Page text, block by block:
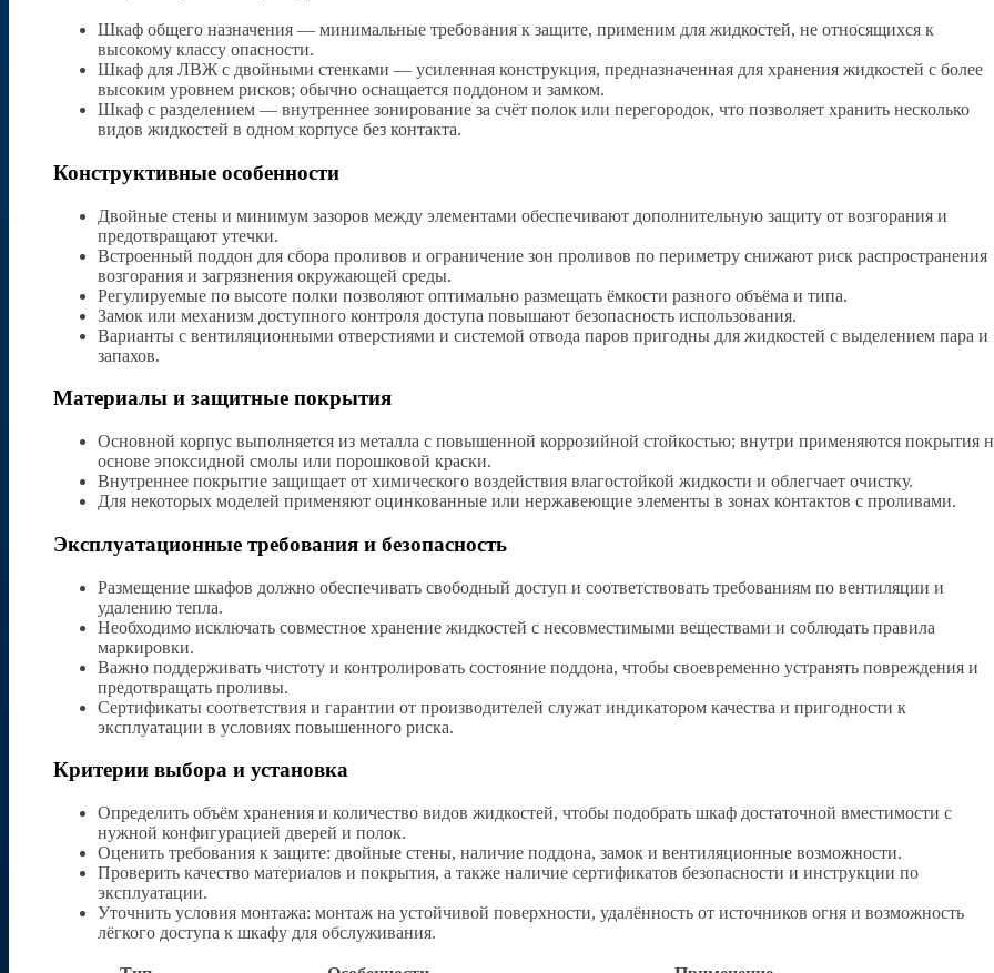
Шкаф общего назначения — минимальные требования к защите, применим для жидкостей, не относящихся к
высокому классу опасности.
Шкаф для ЛВЖ с двойными стенками — усиленная конструкция, предназначенная для хранения жидкостей с более
высоким уровнем рисков; обычно оснащается поддоном и замком.
Шкаф с разделением — внутреннее зонирование за счёт полок или перегородок, что позволяет хранить несколько
видов жидкостей в одном корпусе без контакта.
Конструктивные особенности
Двойные стены и минимум зазоров между элементами обеспечивают дополнительную защиту от возгорания и
предотвращают утечки.
Встроенный поддон для сбора проливов и ограничение зон проливов по периметру снижают риск распространения
возгорания и загрязнения окружающей среды.
Регулируемые по высоте полки позволяют оптимально размещать ёмкости разного объёма и типа.
Замок или механизм доступного контроля доступа повышают безопасность использования.
Варианты с вентиляционными отверстиями и системой отвода паров пригодны для жидкостей с выделением пара и
запахов.
Материалы и защитные покрытия
Основной корпус выполняется из металла с повышенной коррозийной стойкостью; внутри применяются покрытия
основе эпоксидной смолы или порошковой краски.
Внутреннее покрытие защищает от химического воздействия влагостойкой жидкости и облегчает очистку.
Для некоторых моделей применяют оцинкованные или нержавеющие элементы в зонах контактов с проливами.
Эксплуатационные требования и безопасность
Размещение шкафов должно обеспечивать свободный доступ и соответствовать требованиям по вентиляции и
удалению тепла.
Необходимо исключать совместное хранение жидкостей с несовместимыми веществами и соблюдать правила
маркировки.
Важно поддерживать чистоту и контролировать состояние поддона, чтобы своевременно устранять повреждения и
предотвращать проливы.
Сертификаты соответствия и гарантии от производителей служат индикатором качества и пригодности к
эксплуатации в условиях повышенного риска.
Критерии выбора и установка
Определить объём хранения и количество видов жидкостей, чтобы подобрать шкаф достаточной вместимости с
нужной конфигурацией дверей и полок.
Оценить требования к защите: двойные стены, наличие поддона, замок и вентиляционные возможности.
Проверить качество материалов и покрытия, а также наличие сертификатов безопасности и инструкции по
эксплуатации.
Уточнить условия монтажа: монтаж на устойчивой поверхности, удалённость от источников огня и возможность
лёгкого доступа к шкафу для обслуживания.